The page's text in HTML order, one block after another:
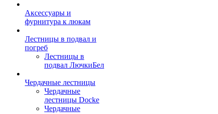
Аксессуары и
фурнитура к люкам
Лестницы в подвал и
погреб
Лестницы в
подвал ЛючкиБел
Чердачные лестницы
Чердачные
лестницы Docke
Чердачные